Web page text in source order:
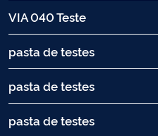
VIA 040 Teste
pasta de testes
pasta de testes
pasta de testes